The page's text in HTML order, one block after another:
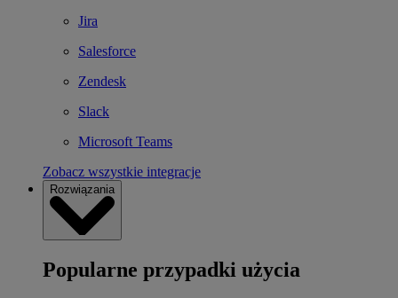
Jira
Salesforce
Zendesk
Slack
Microsoft Teams
Zobacz wszystkie integracje
Rozwiązania
Popularne przypadki użycia